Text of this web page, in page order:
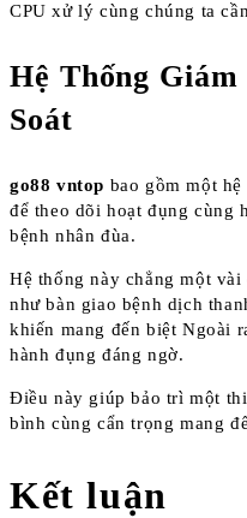
CPU xử lý cùng chúng ta
Hệ Thống
Soát
go88 vntop bao gồm một
để theo dõi hoạt đụng cùng
bệnh nhân đùa.
Hệ thống này chẳng một
như bàn giao bệnh dịch
khiến mang đến biệt Ngoài
hành đụng đáng ngờ.
Điều này giúp bảo trì một
bình cùng cẩn trọng mang
Kết luận